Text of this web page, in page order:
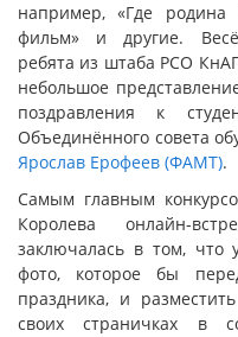
например, «Где родина
фильм» и другие.
ребята из штаба РСО
небольшое
поздравления к
Объединённого совета
Ярослав Ерофеев (ФАМТ).
Самым главным
Королева онлайн-
заключалась в том, что
фото, которое бы
праздника, и
своих страничках в